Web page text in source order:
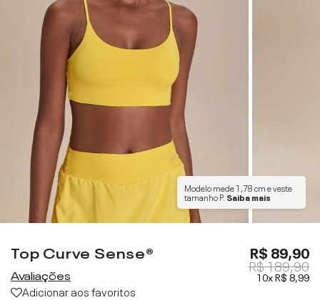
Modelo mede1,78 cme veste
tamanhoP. Saiba mais
Top Curve Sense®
Avaliações
Adicionar aos favoritos
R$ 89,90
R$ 189,90
10xR$ 8,99